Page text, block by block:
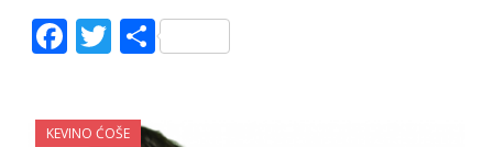
Facebook
Twitter
Share
KEVINO ĆOŠE